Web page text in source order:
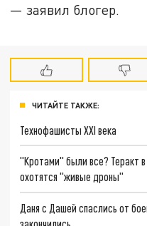
— заявил блогер.
ЧИТАЙТЕ ТАКЖЕ:
Технофашисты XXI века
"Кротами" были все? Теракт
охотятся "живые дроны"
Даня с Дашей спаслись от